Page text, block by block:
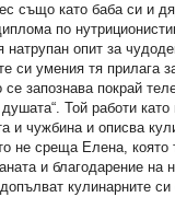
също като баба си и
по
натрупан опит за
си умения тя прилага
се запознава покрай
Той работи като
и чужбина и описва
не среща Елена,
и благодарение на
кулинарните си